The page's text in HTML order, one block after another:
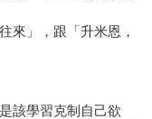
來」，跟「升米恩，
該學習克制自己欲